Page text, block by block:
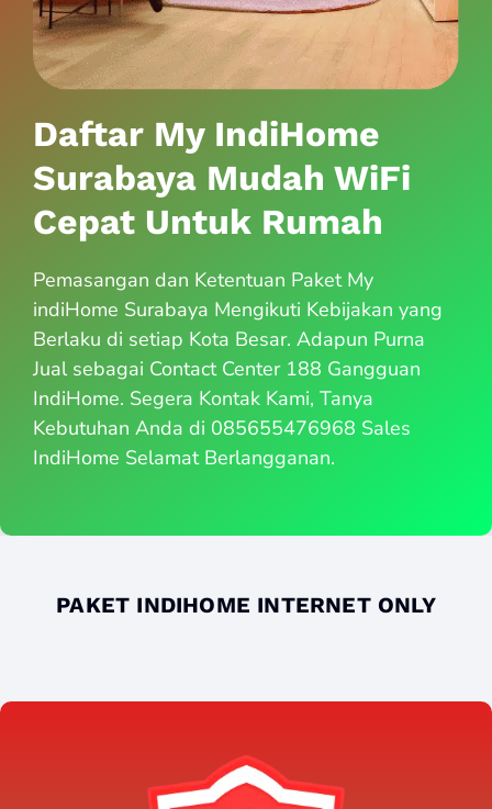
Daftar My IndiHome
Surabaya Mudah WiFi
Cepat Untuk Rumah
Pemasangan dan Ketentuan Paket My
indiHome Surabaya Mengikuti Kebijakan yang
Berlaku di setiap Kota Besar. Adapun Purna
Jual sebagai Contact Center 188 Gangguan
IndiHome. Segera Kontak Kami, Tanya
Kebutuhan Anda di 085655476968 Sales
IndiHome Selamat Berlangganan.
PAKET INDIHOME INTERNET ONLY